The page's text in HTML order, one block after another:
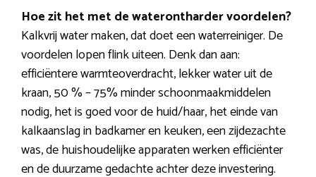
Hoe zit het met de waterontharder voordelen?
Kalkvrij water maken, dat doet een waterreiniger. De
voordelen lopen flink uiteen. Denk dan aan:
efficiëntere warmteoverdracht, lekker water uit de
kraan, 50 % – 75% minder schoonmaakmiddelen
nodig, het is goed voor de huid/haar, het einde van
kalkaanslag in badkamer en keuken, een zijdezachte
was, de huishoudelijke apparaten werken efficiënter
en de duurzame gedachte achter deze investering.